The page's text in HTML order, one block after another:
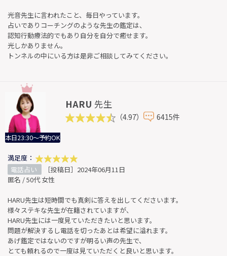
光音先生に言われたこと、毎日やっています。
占いでありコーチングのような先生の鑑定は、
認知行動療法的でもあり自分を自分で癒せます。
光しかありません。
トンネルの中にいる方は是非ご相談してみてください。
本日23:30～予約OK
HARU 先生
（4.97） 6415件
満足度：
電話占い
［投稿日］2024年06月11日
匿名 / 50代 女性
HARU先生は短時間でも真剣に答えを出してくださいます。
様々ステキな先生が在籍されていますが、
HARU先生には一度見ていただきたいと思います。
問題が解決するし電話を切ったあとは希望に溢れます。
あげ鑑定ではないのですが明るい声の先生で、
とても頼れるので一度は見ていただくと良いと思います。